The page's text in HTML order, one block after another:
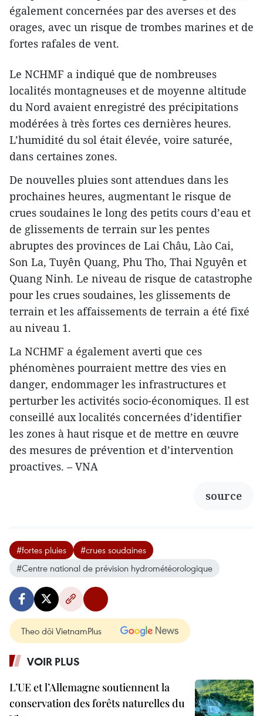
également concernées par des averses et des
orages, avec un risque de trombes marines et de
fortes rafales de vent.
Le NCHMF a indiqué que de nombreuses
localités montagneuses et de moyenne altitude
du Nord avaient enregistré des précipitations
modérées à très fortes ces dernières heures.
L’humidité du sol était élevée, voire saturée,
dans certaines zones.
De nouvelles pluies sont attendues dans les
prochaines heures, augmentant le risque de
crues soudaines le long des petits cours d’eau et
de glissements de terrain sur les pentes
abruptes des provinces de Lai Châu, Lào Cai,
Son La, Tuyên Quang, Phu Tho, Thai Nguyên et
Quang Ninh. Le niveau de risque de catastrophe
pour les crues soudaines, les glissements de
terrain et les affaissements de terrain a été fixé
au niveau 1.
La NCHMF a également averti que ces
phénomènes pourraient mettre des vies en
danger, endommager les infrastructures et
perturber les activités socio-économiques. Il est
conseillé aux localités concernées d’identifier
les zones à haut risque et de mettre en œuvre
des mesures de prévention et d’intervention
proactives. – VNA
source
#fortes pluies
#crues soudaines
#Centre national de prévision hydrométéorologique
Theo dõi VietnamPlus
VOIR PLUS
L’UE et l’Allemagne soutiennent la
conservation des forêts naturelles du